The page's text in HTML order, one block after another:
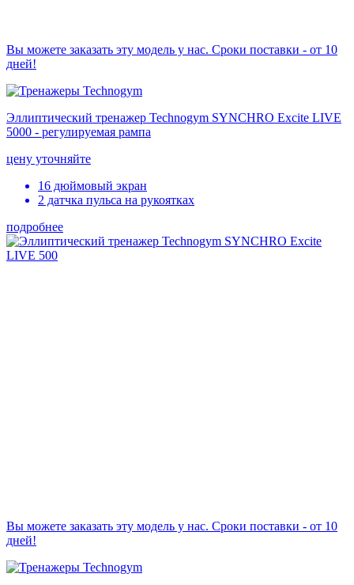
Вы можете заказать эту модель у нас. Сроки поставки - от 10
дней!
Эллиптический тренажер Technogym SYNCHRO Excite LIVE
5000 - регулируемая рампа
цену уточняйте
16 дюймовый экран
2 датчка пульса на рукоятках
подробнее
Вы можете заказать эту модель у нас. Сроки поставки - от 10
дней!